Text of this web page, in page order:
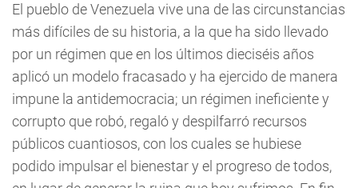
El pueblo de Venezuela vive una de las circunstancias
más difíciles de su historia, a la que ha sido llevado
por un régimen que en los últimos dieciséis años
aplicó un modelo fracasado y ha ejercido de manera
impune la antidemocracia; un régimen ineficiente y
corrupto que robó, regaló y despilfarró recursos
públicos cuantiosos, con los cuales se hubiese
podido impulsar el bienestar y el progreso de todos,